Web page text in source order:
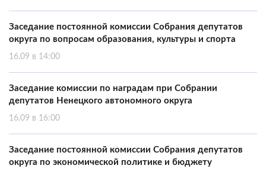
Заседание постоянной комиссии Собрания депутатов
округа по вопросам образования, культуры и спорта
16.09 в 14:00
Заседание комиссии по наградам при Собрании
депутатов Ненецкого автономного округа
16.09 в 16:00
Заседание постоянной комиссии Собрания депутатов
округа по экономической политике и бюджету